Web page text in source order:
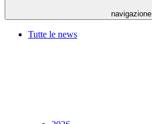
navigazione
Tutte le news